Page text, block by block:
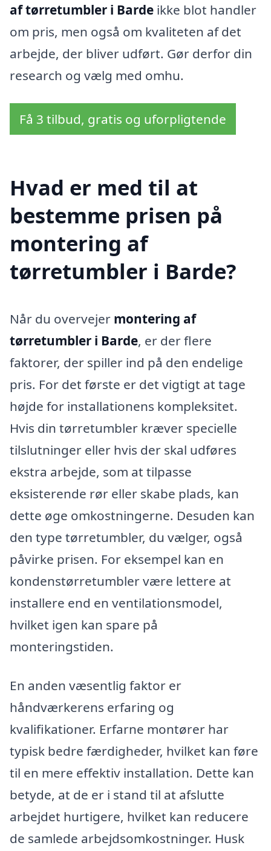
af tørretumbler i Barde ikke blot handler
om pris, men også om kvaliteten af det
arbejde, der bliver udført. Gør derfor din
research og vælg med omhu.
Få 3 tilbud, gratis og uforpligtende
Hvad er med til at
bestemme prisen på
montering af
tørretumbler i Barde?
Når du overvejer montering af
tørretumbler i Barde, er der flere
faktorer, der spiller ind på den endelige
pris. For det første er det vigtigt at tage
højde for installationens kompleksitet.
Hvis din tørretumbler kræver specielle
tilslutninger eller hvis der skal udføres
ekstra arbejde, som at tilpasse
eksisterende rør eller skabe plads, kan
dette øge omkostningerne. Desuden kan
den type tørretumbler, du vælger, også
påvirke prisen. For eksempel kan en
kondenstørretumbler være lettere at
installere end en ventilationsmodel,
hvilket igen kan spare på
monteringstiden.
En anden væsentlig faktor er
håndværkerens erfaring og
kvalifikationer. Erfarne montører har
typisk bedre færdigheder, hvilket kan føre
til en mere effektiv installation. Dette kan
betyde, at de er i stand til at afslutte
arbejdet hurtigere, hvilket kan reducere
de samlede arbejdsomkostninger. Husk